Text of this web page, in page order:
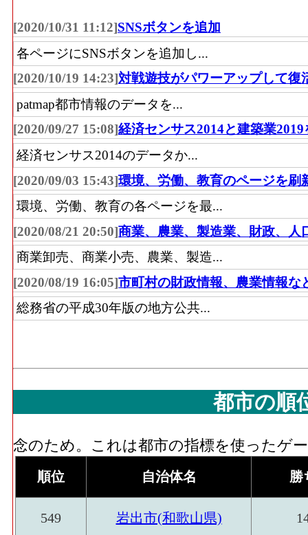
[2020/10/31 11:12]SNSボタンを追加
各ページにSNSボタンを追加し...
[2020/10/19 14:23]対戦遊技がパワーアップして復
patmap都市情報のデータを...
[2020/09/27 15:08]経済センサス2014と建築業2019
経済センサス2014のデータか...
[2020/09/03 15:43]環境、労働、教育のページを刷
環境、労働、教育の各ページを最...
[2020/08/21 20:50]商業、農業、製造業、財政、人
商業卸売、商業小売、農業、製造...
[2020/08/19 16:05]市町村の財政情報、農業情報な
総務省の平成30年版の地方公共...
都市の順
念のため。これは都市の指標を使ったゲ
順位 自治体名 勝
549 岩出市(和歌山県)